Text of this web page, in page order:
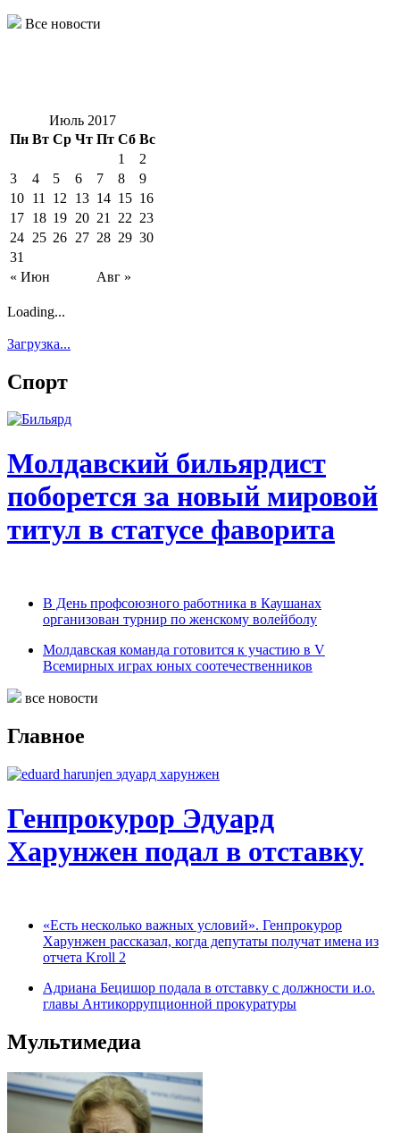
Все новости
Июль 2017
Пн Вт Ср Чт Пт Сб Вс
« Июн Авг »
1
2
3
4 5 6 7 8
9
10 11 12 13 14 15 16
17 18 19 20 21 22 23
24 25 26 27 28 29 30
31
Loading...
Загрузка...
Спорт
Молдавский бильярдист
поборется за новый мировой
титул в статусе фаворита
В День профсоюзного работника в Каушанах
организован турнир по женскому волейболу
Молдавская команда готовится к участию в V
Всемирных играх юных соотечественников
все новости
Главное
Генпрокурор Эдуард
Харунжен подал в отставку
«Есть несколько важных условий». Генпрокурор
Харунжен рассказал, когда депутаты получат имена из
отчета Kroll 2
Адриана Бецишор подала в отставку с должности и.о.
главы Антикоррупционной прокуратуры
Мультимедиа